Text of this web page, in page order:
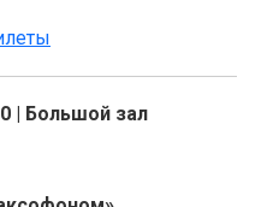
| Большой зал